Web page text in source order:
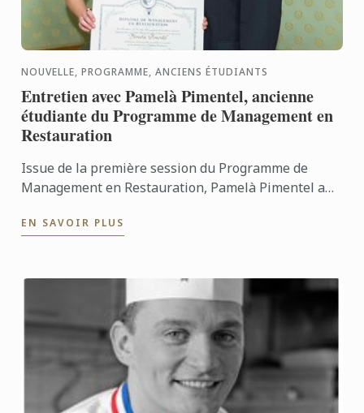
NOUVELLE, PROGRAMME, ANCIENS ÉTUDIANTS
Entretien avec Pamelà Pimentel, ancienne
étudiante du Programme de Management en
Restauration
Issue de la première session du Programme de
Management en Restauration, Pamelà Pimentel a
nous sur son ...
EN SAVOIR PLUS